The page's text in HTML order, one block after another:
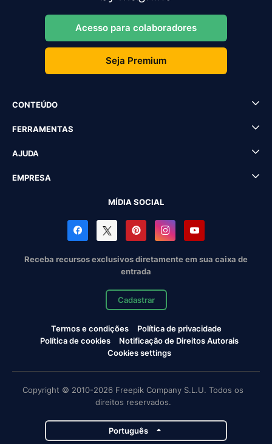
Acesso para colaboradores
Seja Premium
CONTEÚDO
FERRAMENTAS
AJUDA
EMPRESA
MÍDIA SOCIAL
Receba recursos exclusivos diretamente em sua caixa de
entrada
Cadastrar
Termos e condições
Política de privacidade
Política de cookies
Notificação de Direitos Autorais
Cookies settings
Copyright © 2010-2026 Freepik Company S.L.U. Todos os
direitos reservados.
Português